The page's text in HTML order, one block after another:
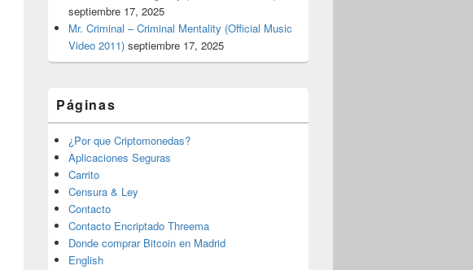
septiembre 17, 2025
Mr. Criminal – Criminal Mentality (Official Music
Video 2011) septiembre 17, 2025
Páginas
¿Por que Criptomonedas?
Aplicaciones Seguras
Carrito
Censura & Ley
Contacto
Contacto Encriptado Threema
Donde comprar Bitcoin en Madrid
English